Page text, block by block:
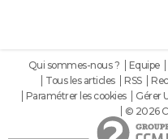
Qui sommes-nous ? Equipe
Tous les articles
RSS
Paramétrer les cookies
Gérer
© 2026